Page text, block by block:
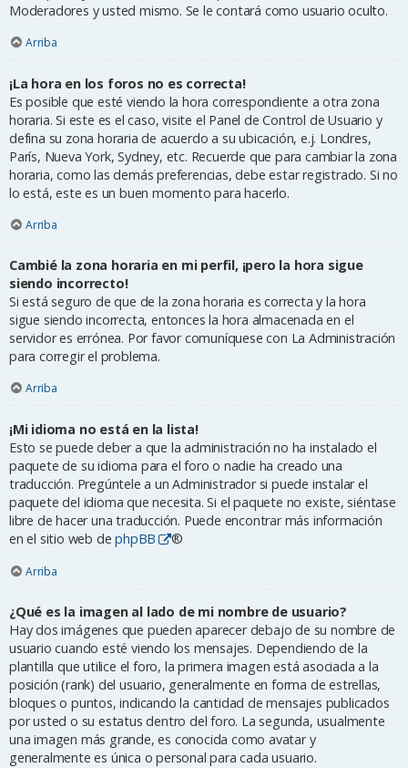
Moderadores y usted mismo. Se le contará como usuario oculto.
Arriba
¡La hora en los foros no es correcta!
Es posible que esté viendo la hora correspondiente a otra zona
horaria. Si este es el caso, visite el Panel de Control de Usuario y
defina su zona horaria de acuerdo a su ubicación, e.j. Londres,
París, Nueva York, Sydney, etc. Recuerde que para cambiar la zona
horaria, como las demás preferencias, debe estar registrado. Si no
lo está, este es un buen momento para hacerlo.
Arriba
Cambié la zona horaria en mi perfil, ¡pero la hora sigue
siendo incorrecto!
Si está seguro de que de la zona horaria es correcta y la hora
sigue siendo incorrecta, entonces la hora almacenada en el
servidor es errónea. Por favor comuníquese con La Administración
para corregir el problema.
Arriba
¡Mi idioma no está en la lista!
Esto se puede deber a que la administración no ha instalado el
paquete de su idioma para el foro o nadie ha creado una
traducción. Pregúntele a un Administrador si puede instalar el
paquete del idioma que necesita. Si el paquete no existe, siéntase
libre de hacer una traducción. Puede encontrar más información
en el sitio web dephpBB ®
Arriba
¿Qué es la imagen al lado de mi nombre de usuario?
Hay dos imágenes que pueden aparecer debajo de su nombre de
usuario cuando esté viendo los mensajes. Dependiendo de la
plantilla que utilice el foro, la primera imagen está asociada a la
posición (rank) del usuario, generalmente en forma de estrellas,
bloques o puntos, indicando la cantidad de mensajes publicados
por usted o su estatus dentro del foro. La segunda, usualmente
una imagen más grande, es conocida como avatar y
generalmente es única o personal para cada usuario.